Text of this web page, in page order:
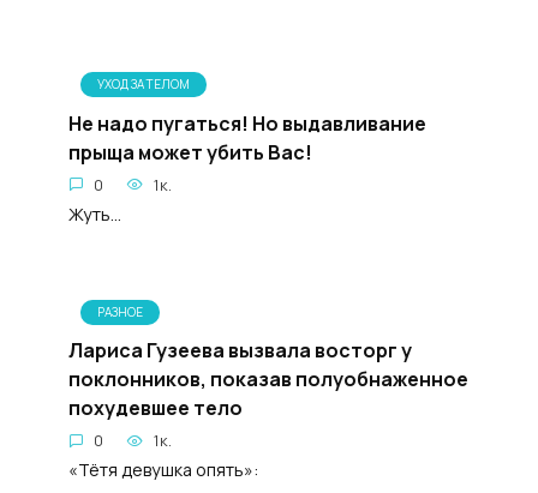
УХОД ЗА ТЕЛОМ
Не надо пугаться! Но выдавливание
прыща может убить Вас!
0 1к.
Жуть...
РАЗНОЕ
Лариса Гузеева вызвала восторг у
поклонников, показав полуобнаженное
похудевшее тело
0 1к.
«Тётя девушка опять»: